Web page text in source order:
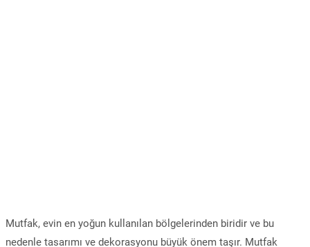
Mutfak, evin en yoğun kullanılan bölgelerinden biridir ve bu
nedenle tasarımı ve dekorasyonu büyük önem taşır. Mutfak